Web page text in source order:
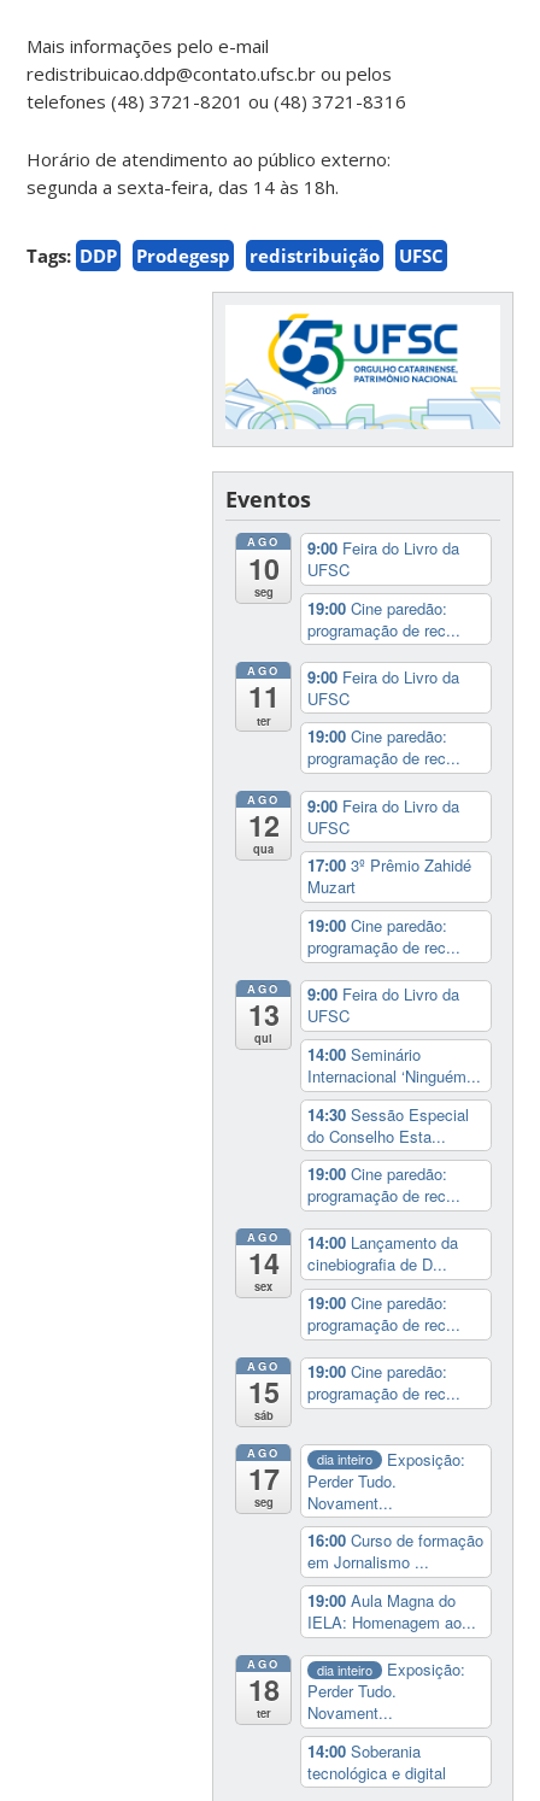
Mais informações pelo e-mail
redistribuicao.ddp@contato.ufsc.br ou pelos
telefones (48) 3721-8201 ou (48) 3721-8316
Horário de atendimento ao público externo:
segunda a sexta-feira, das 14 às 18h.
Tags: DDP Prodegesp redistribuição UFSC
Eventos
AGO
10
seg
9:00 Feira do Livro da
UFSC
19:00Cine paredão:
programação de rec...
AGO
11
ter
9:00 Feira do Livro da
UFSC
19:00Cine paredão:
programação de rec...
AGO
12
qua
9:00 Feira do Livro da
UFSC
17:003º Prêmio Zahidé
Muzart
19:00Cine paredão:
programação de rec...
AGO
13
qui
9:00 Feira do Livro da
UFSC
14:00Seminário
Internacional ‘Ninguém...
14:30Sessão Especial
do Conselho Esta...
19:00Cine paredão:
programação de rec...
AGO
14
sex
14:00 Lançamento da
cinebiografia de D...
19:00Cine paredão:
programação de rec...
AGO
15
sáb
19:00Cine paredão:
programação de rec...
AGO
17
seg
dia inteiro
Exposição:
Perder Tudo.
Novament...
16:00Curso de formação
em Jornalismo ...
19:00Aula Magna do
IELA: Homenagem ao...
AGO
18
ter
dia inteiro
Exposição:
Perder Tudo.
Novament...
14:00Soberania
tecnológica e digital